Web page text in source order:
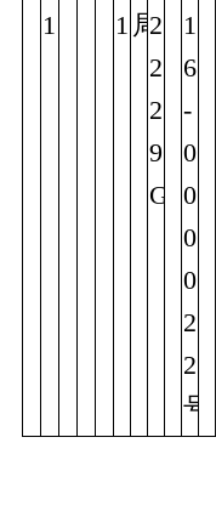
1
1 局
2
2
2
9
G
1
6
-
0
0
0
0
2
2
号